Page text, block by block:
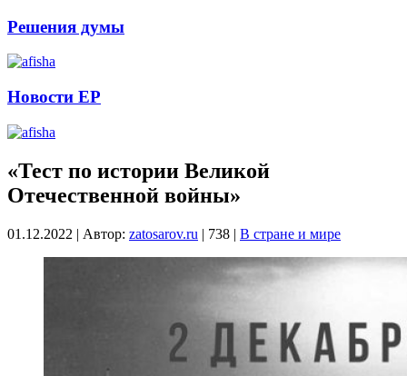
Решения думы
Новости ЕР
«Тест по истории Великой
Отечественной войны»
01.12.2022 | Автор: zatosarov.ru | 738 | В стране и мире